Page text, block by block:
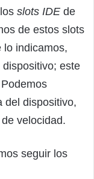
slots IDE de
de estos slots
lo indicamos,
este
del dispositivo,
velocidad.
seguir los